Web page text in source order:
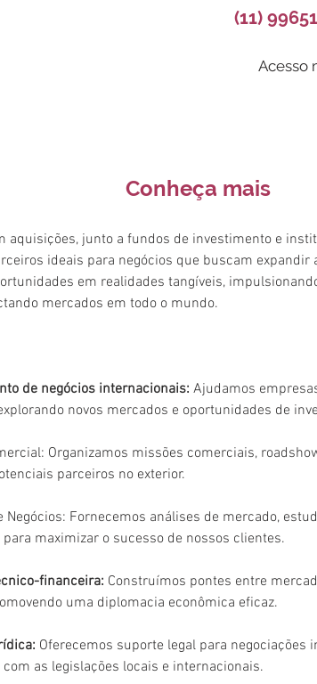
(11)
Acesso
Conheça mais
aquisições, junto a fundos de investimento e
ideais para negócios que buscam expandir
em realidades tangíveis,
mercados em todo o mundo.
de negócios internacionais: Ajudamos
novos mercados e oportunidades de
Organizamos missões comerciais,
parceiros no exterior.
Negócios: Fornecemos análises de mercado,
maximizar o sucesso de nossos clientes.
financeira: Construímos pontes entre
uma diplomacia econômica eficaz.
Oferecemos suporte legal para negociações
as legislações locais e internacionais.